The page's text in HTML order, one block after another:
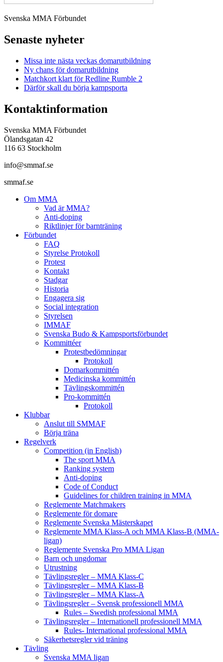
Svenska MMA Förbundet
Senaste nyheter
Missa inte nästa veckas domarutbildning
Ny chans för domarutbildning
Matchkort klart för Redline Rumble 2
Därför skall du börja kampsporta
Kontaktinformation
Svenska MMA Förbundet
Ölandsgatan 42
116 63 Stockholm
info@smmaf.se
smmaf.se
Om MMA
Vad är MMA?
Anti-doping
Riktlinjer för barnträning
Förbundet
FAQ
Styrelse Protokoll
Protest
Kontakt
Stadgar
Historia
Engagera sig
Social integration
Styrelsen
IMMAF
Svenska Budo & Kampsportsförbundet
Kommittéer
Protestbedömningar
Protokoll
Domarkommittén
Medicinska kommittén
Tävlingskommittén
Pro-kommittén
Protokoll
Klubbar
Anslut till SMMAF
Börja träna
Regelverk
Competition (in English)
The sport MMA
Ranking system
Anti-doping
Code of Conduct
Guidelines for children training in MMA
Reglemente Matchmakers
Reglemente för domare
Reglemente Svenska Mästerskapet
Reglemente MMA Klass-A och MMA Klass-B (MMA-
ligan)
Reglemente Svenska Pro MMA Ligan
Barn och ungdomar
Utrustning
Tävlingsregler – MMA Klass-C
Tävlingsregler – MMA Klass-B
Tävlingsregler – MMA Klass-A
Tävlingsregler – Svensk professionell MMA
Rules – Swedish professional MMA
Tävlingsregler – Internationell professionell MMA
Rules- International professional MMA
Säkerhetsregler vid träning
Tävling
Svenska MMA ligan